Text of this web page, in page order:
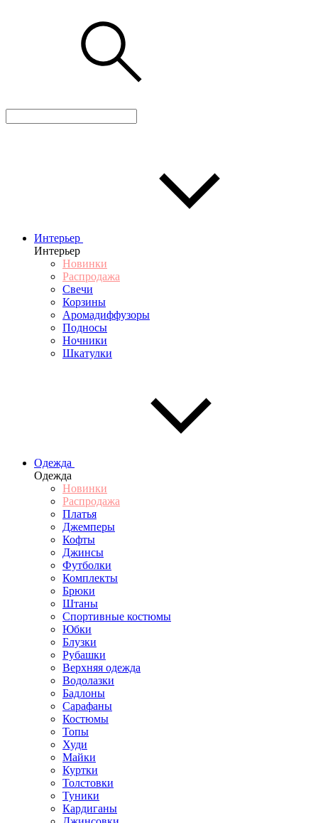
Интерьер
Интерьер
Новинки
Распродажа
Свечи
Корзины
Аромадиффузоры
Подносы
Ночники
Шкатулки
Одежда
Одежда
Новинки
Распродажа
Платья
Джемперы
Кофты
Джинсы
Футболки
Комплекты
Брюки
Штаны
Спортивные костюмы
Юбки
Блузки
Рубашки
Верхняя одежда
Водолазки
Бадлоны
Сарафаны
Костюмы
Топы
Худи
Майки
Куртки
Толстовки
Туники
Кардиганы